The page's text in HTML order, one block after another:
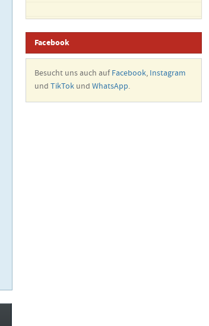
Facebook
Besucht uns auch aufFacebook,Instagram
undTikTokundWhatsApp.